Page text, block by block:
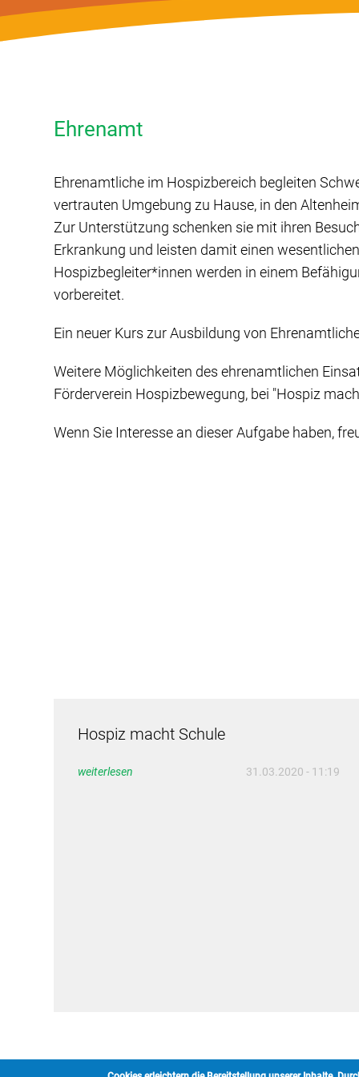
Ehrenamt
Ehrenamtliche im Hospizbereich begleiten
vertrauten Umgebung zu Hause, in den
Zur Unterstützung schenken sie mit ihren
Erkrankung und leisten damit einen
Hospizbegleiter*innen werden in einem
vorbereitet.
Ein neuer Kurs zur Ausbildung von
Weitere Möglichkeiten des ehrenamtlichen
Förderverein Hospizbewegung, bei "Hospiz
Wenn Sie Interesse an dieser Aufgabe haben,
Hospiz macht Schule
weiterlesen 31.03.2020 - 11:19